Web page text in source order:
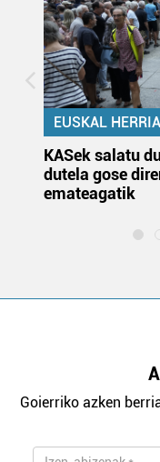
EUSKAL
KASek salatu
dutela gose
emateagatik
Goierriko azken